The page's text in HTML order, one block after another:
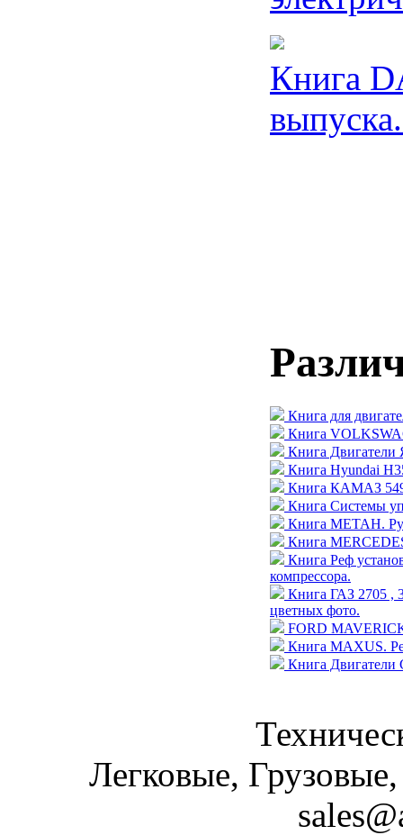
Книга
Книга для
Книга
Книга
Книга Hyundai
Книга КАМАЗ
Книга Системы
Книга МЕТАН.
Книга
Книга Реф
компрессора.
Книга ГАЗ 2705 ,
цветных фото.
FORD
Книга MAXUS.
Книга Двигатели
Легковые,